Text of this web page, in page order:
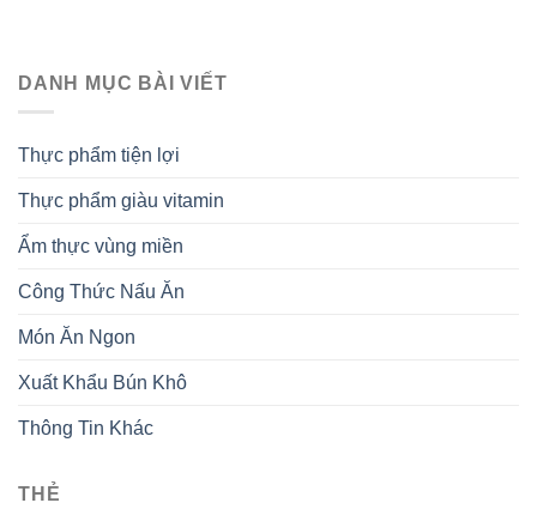
DANH MỤC BÀI VIẾT
Thực phẩm tiện lợi
Thực phẩm giàu vitamin
Ẩm thực vùng miền
Công Thức Nấu Ăn
Món Ăn Ngon
Xuất Khẩu Bún Khô
Thông Tin Khác
THẺ